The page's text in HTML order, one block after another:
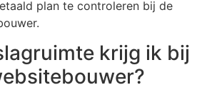
plan te controleren bij de
krijg ik bij